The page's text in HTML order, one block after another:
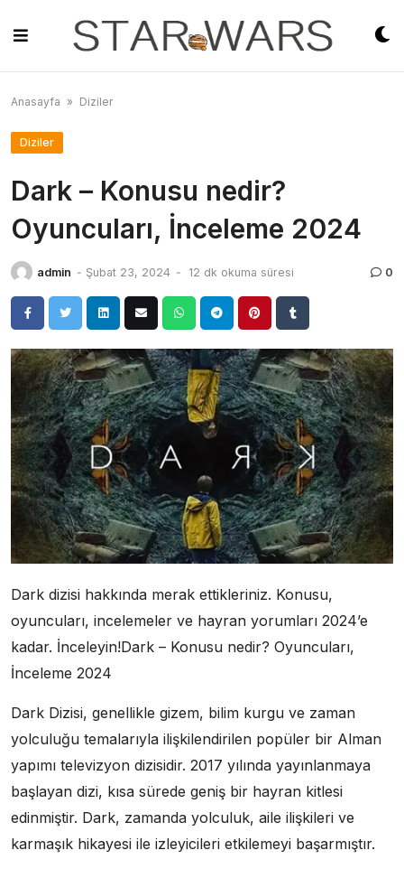
content
Anasayfa » Diziler
Diziler
Dark – Konusu nedir?
Oyuncuları, İnceleme 2024
admin - Şubat 23, 2024 - 12 dk okuma süresi 0
Dark dizisi hakkında merak ettikleriniz. Konusu,
oyuncuları, incelemeler ve hayran yorumları 2024’e
kadar. İnceleyin!Dark – Konusu nedir? Oyuncuları,
İnceleme 2024
Dark Dizisi, genellikle gizem, bilim kurgu ve zaman
yolculuğu temalarıyla ilişkilendirilen popüler bir Alman
yapımı televizyon dizisidir. 2017 yılında yayınlanmaya
başlayan dizi, kısa sürede geniş bir hayran kitlesi
edinmiştir. Dark, zamanda yolculuk, aile ilişkileri ve
karmaşık hikayesi ile izleyicileri etkilemeyi başarmıştır.